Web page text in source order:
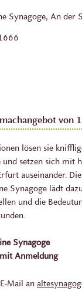
Synagoge, An der
von
lösen sie
und setzen sich mit
auseinander.
Synagoge lädt
und die
Synagoge
Anmeldung
Mail an